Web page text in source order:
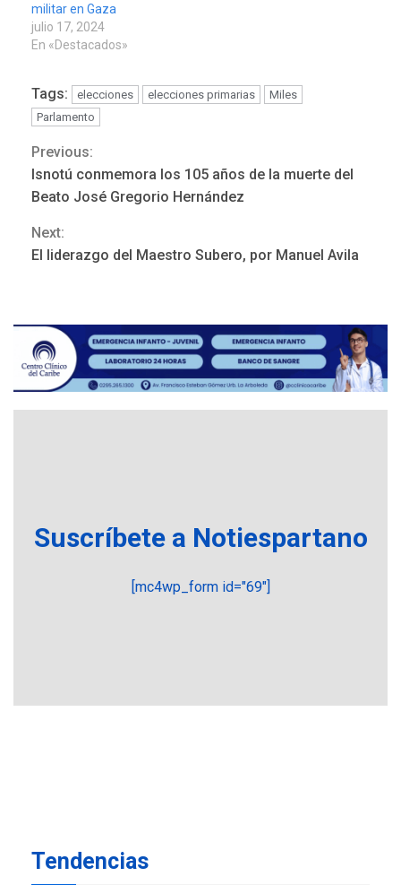
militar en Gaza
julio 17, 2024
En «Destacados»
Tags: elecciones elecciones primarias
Miles
Parlamento
Continue
Reading
Previous:
Isnotú conmemora los 105 años de la muerte del
Beato José Gregorio Hernández
Next:
El liderazgo del Maestro Subero, por Manuel Avila
Suscríbete a Notiespartano
[mc4wp_form id="69"]
Tendencias
3
ÚLTIMA HORA
ONGs piden a CIDH
4
nueva mesa de diálogo
INTERNACIONALES ÚLTIMA HORA
Trump vuelve intenta
nuevamente limitar